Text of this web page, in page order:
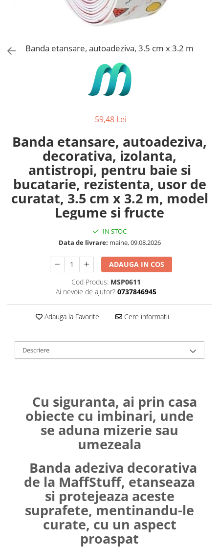
Stickere Pentru Usi
Markere Corectoare - Retuș
Banda etansare, autoadeziva, 3.5 cm x 3.2 m
59,48 Lei
Banda etansare, autoadeziva,
decorativa, izolanta,
antistropi, pentru baie si
bucatarie, rezistenta, usor de
curatat, 3.5 cm x 3.2 m, model
Legume si fructe
IN STOC
Data de livrare: maine, 09.08.2026
ADAUGA IN COS
Cod Produs: MSP0611
Ai nevoie de ajutor? 0737846945
Adauga la Favorite Cere informatii
Descriere
Cu siguranta, ai prin casa
obiecte cu imbinari, unde
se aduna mizerie sau
umezeala
Banda adeziva decorativa
de la MaffStuff, etanseaza
si protejeaza aceste
suprafete, mentinandu-le
curate, cu un aspect
proaspat